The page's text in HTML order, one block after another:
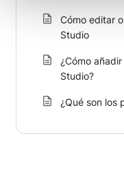
Cómo editar
Studio
¿Cómo
Studio?
¿Qué son los